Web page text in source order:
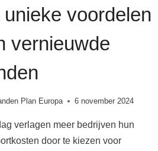
unieke voordelen
vernieuwde
Plan Europa 6 november 2024
verlagen meer bedrijven hun
door te kiezen voor